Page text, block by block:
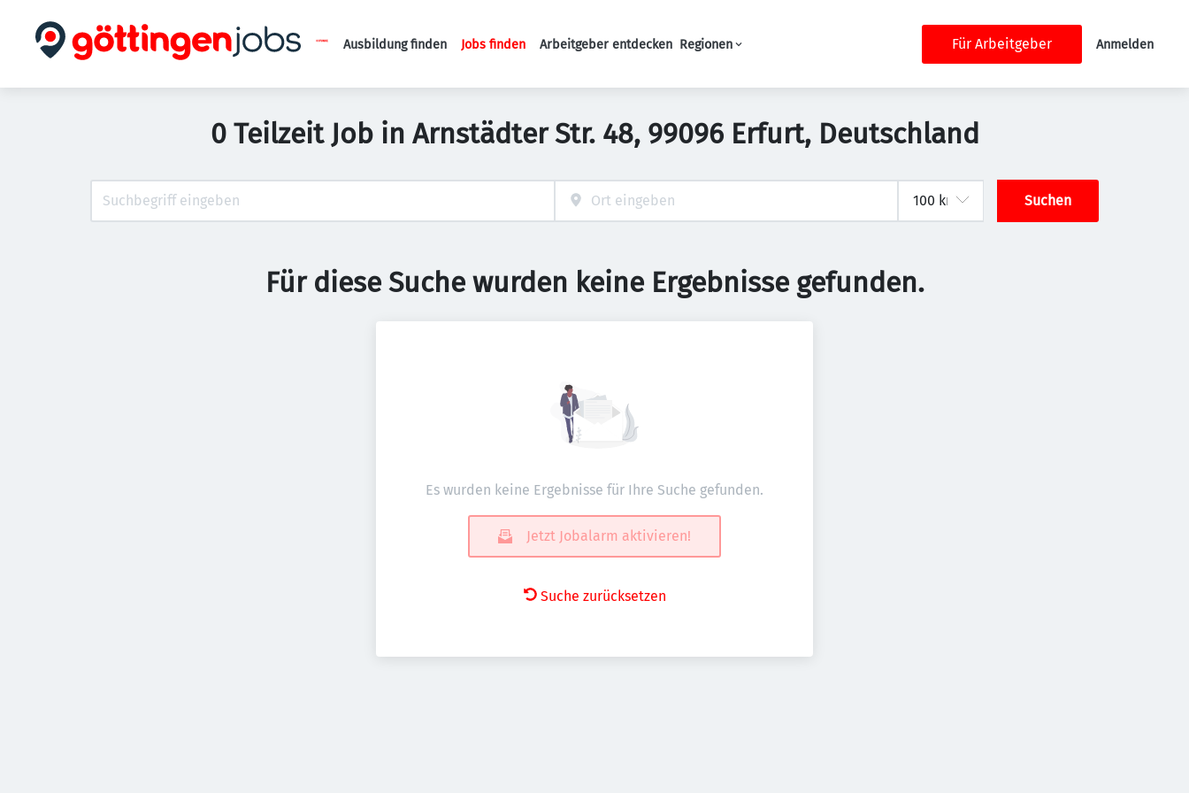
Haupt-Navigation
Ausbildung finden Jobs finden Arbeitgeber entdecken Regionen Für Arbeitgeber Anmelden
0 Teilzeit Job in Arnstädter Str. 48, 99096 Erfurt, Deutschland
Suchen
Für diese Suche wurden keine Ergebnisse gefunden.
Es wurden keine Ergebnisse für Ihre Suche gefunden.
Jetzt Jobalarm aktivieren!
Suche zurücksetzen